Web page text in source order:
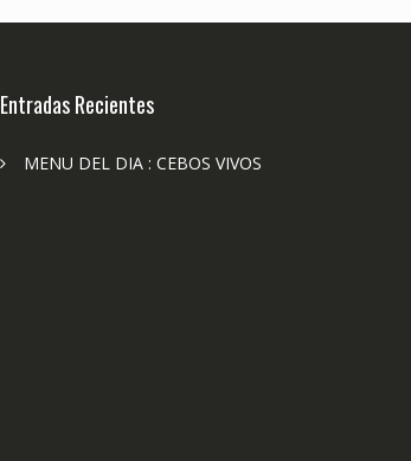
Entradas Recientes
MENU DEL DIA : CEBOS VIVOS